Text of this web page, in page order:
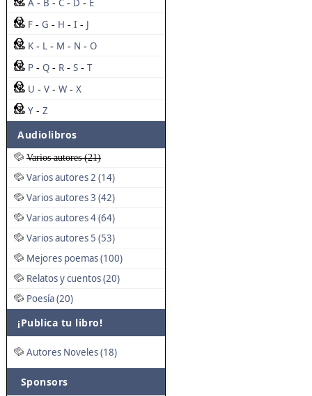
A - B - C - D - E
F - G - H - I - J
K - L - M - N - O
P - Q - R - S - T
U - V - W - X
Y - Z
Audiolibros
Varios autores (21)
Varios autores 2 (14)
Varios autores 3 (42)
Varios autores 4 (64)
Varios autores 5 (53)
Mejores poemas (100)
Relatos y cuentos (20)
Poesía (20)
¡Publica tu libro!
Autores Noveles (18)
Sponsors